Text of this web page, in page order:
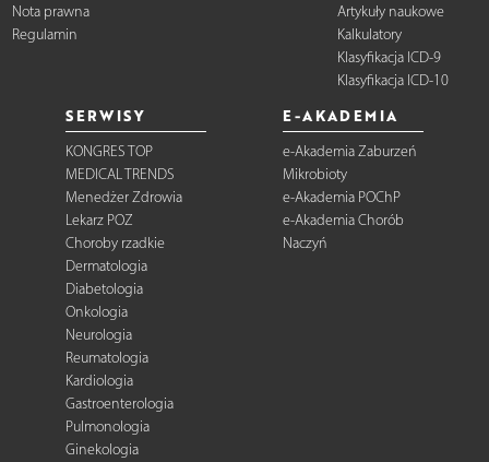
Nota prawna
Regulamin
Artykuły naukowe
Kalkulatory
Klasyfikacja ICD-9
Klasyfikacja ICD-10
SERWISY
KONGRES TOP
MEDICAL TRENDS
Menedżer Zdrowia
Lekarz POZ
Choroby rzadkie
Dermatologia
Diabetologia
Onkologia
Neurologia
Reumatologia
Kardiologia
Gastroenterologia
Pulmonologia
Ginekologia
E-AKADEMIA
e-Akademia Zaburzeń
Mikrobioty
e-Akademia POChP
e-Akademia Chorób
Naczyń